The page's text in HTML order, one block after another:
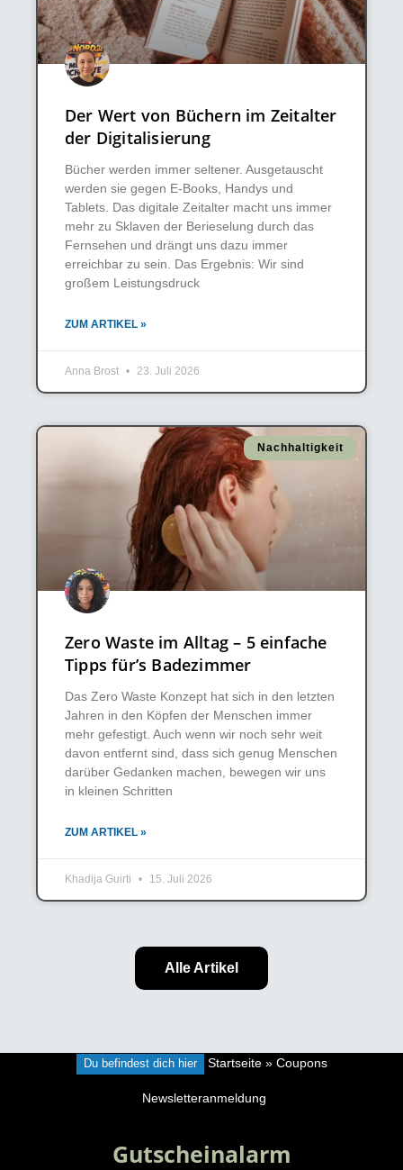
Der Wert von Büchern im Zeitalter
der Digitalisierung
Bücher werden immer seltener. Ausgetauscht
werden sie gegen E-Books, Handys und
Tablets. Das digitale Zeitalter macht uns immer
mehr zu Sklaven der Berieselung durch das
Fernsehen und drängt uns dazu immer
erreichbar zu sein. Das Ergebnis: Wir sind
großem Leistungsdruck
ZUM ARTIKEL »
Anna Brost 23. Juli 2026
Nachhaltigkeit
Zero Waste im Alltag – 5 einfache
Tipps für’s Badezimmer
Das Zero Waste Konzept hat sich in den letzten
Jahren in den Köpfen der Menschen immer
mehr gefestigt. Auch wenn wir noch sehr weit
davon entfernt sind, dass sich genug Menschen
darüber Gedanken machen, bewegen wir uns
in kleinen Schritten
ZUM ARTIKEL »
Khadija Guirti 15. Juli 2026
Alle Artikel
Du befindest dich hier Startseite» Coupons
Newsletteranmeldung
Gutscheinalarm